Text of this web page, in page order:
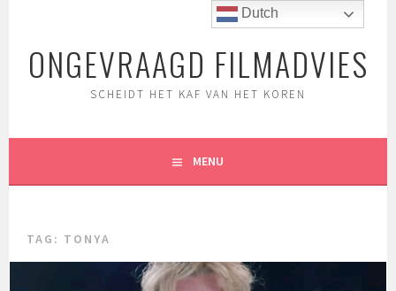
inhoudONGEVRAAGD FILMADVIES
SCHEIDT HET KAF VAN HET KOREN
MENU
TAG: TONYA
Dutch